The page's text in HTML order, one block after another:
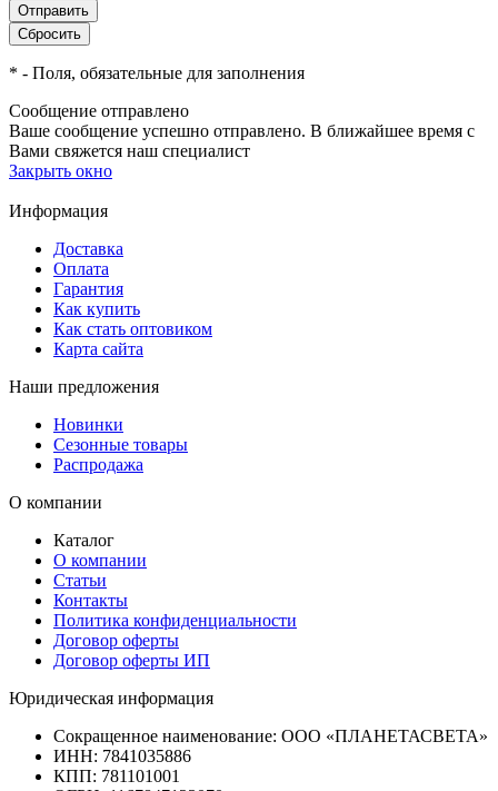
* - Поля, обязательные для заполнения
Сообщение отправлено
Ваше сообщение успешно отправлено. В ближайшее время с
Вами свяжется наш специалист
Закрыть окно
Информация
Доставка
Оплата
Гарантия
Как купить
Как стать оптовиком
Карта сайта
Наши предложения
Новинки
Сезонные товары
Распродажа
О компании
Каталог
О компании
Статьи
Контакты
Политика конфиденциальности
Договор оферты
Договор оферты ИП
Юридическая информация
Сокращенное наименование: ООО «ПЛАНЕТАСВЕТА»
ИНН: 7841035886
КПП: 781101001